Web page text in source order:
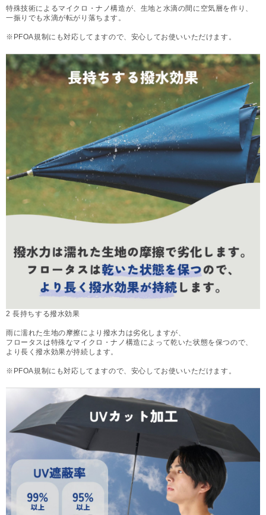
特殊技術によるマイクロ・ナノ構造が、生地と水滴の間に空気層を作り、
一振りでも水滴が転がり落ちます。
※PFOA規制にも対応してますので、安心してお使いいただけます。
2 長持ちする撥水効果
雨に濡れた生地の摩擦により撥水力は劣化しますが、
フロータスは特殊なマイクロ・ナノ構造によって乾いた状態を保つので、
より長く撥水効果が持続します。
※PFOA規制にも対応してますので、安心してお使いいただけます。